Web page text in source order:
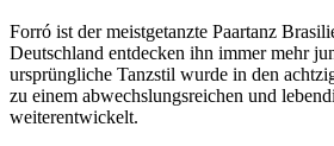
Forró ist der meistgetanzte Paartanz
Deutschland entdecken ihn immer mehr
ursprüngliche Tanzstil wurde in den
zu einem abwechslungsreichen und
weiterentwickelt.